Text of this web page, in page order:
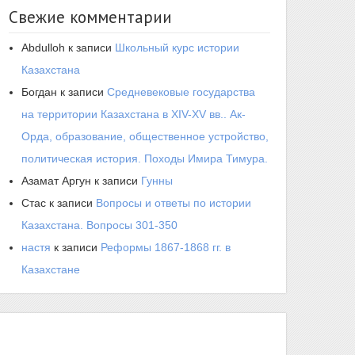
Свежие комментарии
Abdulloh к записи Школьный курс истории
Казахстана
Богдан к записи Средневековые государства
на территории Казахстана в XIV-XV вв.. Ак-
Орда, образование, общественное устройство,
политическая история. Походы Имира Тимура.
Азамат Аргун к записи Гунны
Стас к записи Вопросы и ответы по истории
Казахстана. Вопросы 301-350
настя к записи Реформы 1867-1868 гг. в
Казахстане